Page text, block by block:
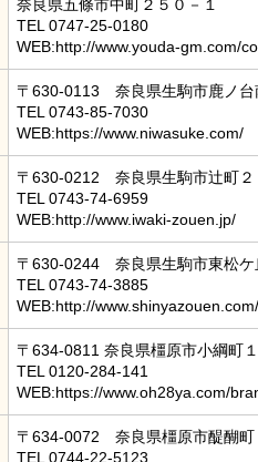
奈良県五條市中町２５０－１
TEL 0747-25-0180
WEB:http://www.youda-gm.com/
〒630-0113 奈良県生駒市鹿ノ台
TEL 0743-85-7030
WEB:https://www.niwasuke.com/
〒630-0212 奈良県生駒市辻町２
TEL 0743-74-6959
WEB:http://www.iwaki-zouen.jp/
〒630-0244 奈良県生駒市東松ケ
TEL 0743-74-3885
WEB:http://www.shinyazouen.com/
〒634-0811 奈良県橿原市小綱町
TEL 0120-284-141
WEB:https://www.oh28ya.com/
〒634-0072 奈良県橿原市醍醐町
TEL 0744-22-5123